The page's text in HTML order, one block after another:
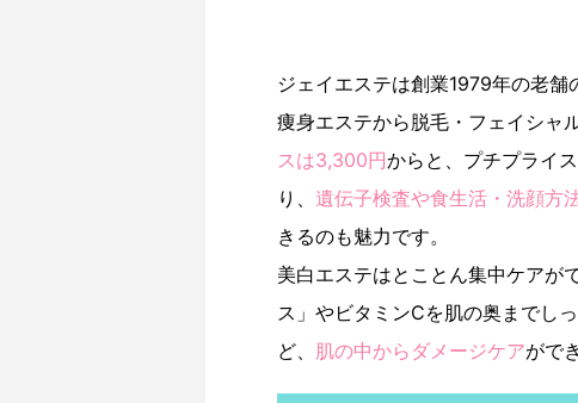
ジェイエステは創業1979年の老舗
痩身エステから脱毛・フェイシャ
スは3,300円からと、プチプライ
り、 遺伝子検査や食生活・洗顔方
きるのも魅力です。
美白エステはとことん集中ケアが
ス」やビタミンCを肌の奥までし
ど、 肌の中からダメージケアがで